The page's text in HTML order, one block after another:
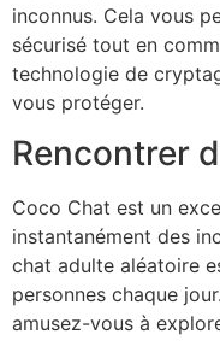
inconnus. Cela vous
sécurisé tout en
technologie de
vous protéger.
Rencontrer
Coco Chat est un
instantanément des
chat adulte aléatoire
personnes chaque
amusez-vous à